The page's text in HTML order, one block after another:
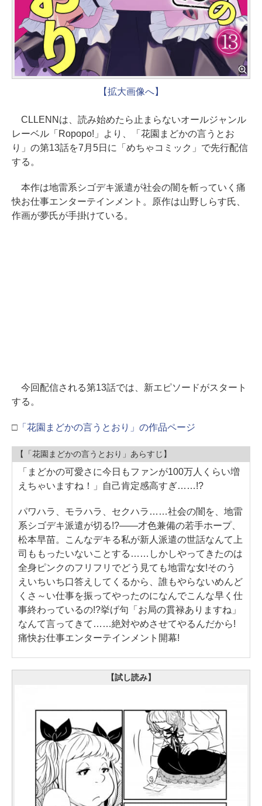
【拡大画像へ】
CLLENNは、読み始めたら止まらないオールジャンル
レーベル「Ropopo!」より、「花園まどかの言うとお
り」の第13話を7月5日に「めちゃコミック」で先行配信
する。
本作は地雷系シゴデキ派遣が社会の闇を斬っていく痛
快お仕事エンターテインメント。原作は山野しらす氏、
作画が夢氏が手掛けている。
今回配信される第13話では、新エピソードがスタート
する。
□ 「花園まどかの言うとおり」の作品ページ
【「花園まどかの言うとおり」あらすじ】
「まどかの可愛さに今日もファンが100万人くらい増
えちゃいますね！」自己肯定感高すぎ……!?
パワハラ、モラハラ、セクハラ……社会の闇を、地雷
系シゴデキ派遣が切る!?――才色兼備の若手ホープ、
松本早苗。こんなデキる私が新人派遣の世話なんて上
司ももったいないことする……しかしやってきたのは
全身ピンクのフリフリでどう見ても地雷な女!そのう
えいちいち口答えしてくるから、誰もやらないめんど
くさ～い仕事を振ってやったのになんでこんな早く仕
事終わっているの!?挙げ句「お局の貫禄ありますね」
なんて言ってきて……絶対やめさせてやるんだから!
痛快お仕事エンターテインメント開幕!
【試し読み】